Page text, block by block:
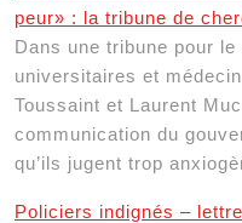
peur» : la tribune de
Dans une tribune pour
universitaires et
Toussaint et Laurent
communication du
qu’ils jugent trop
Policiers indignés –